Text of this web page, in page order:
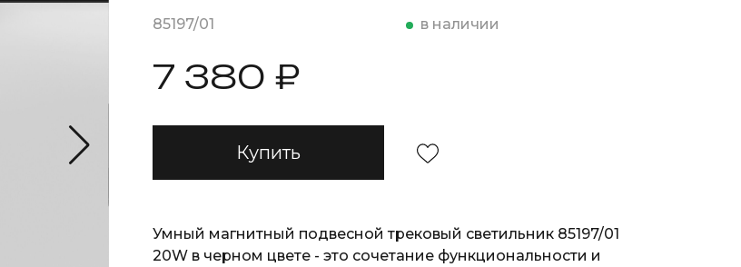
85197/01 в наличии
7 380 ₽
Купить
Умный магнитный подвесной трековый светильник 85197/01
20W в черном цвете - это сочетание функциональности и